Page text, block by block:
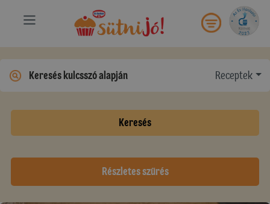
Receptek
Keresés
Részletes szűrés